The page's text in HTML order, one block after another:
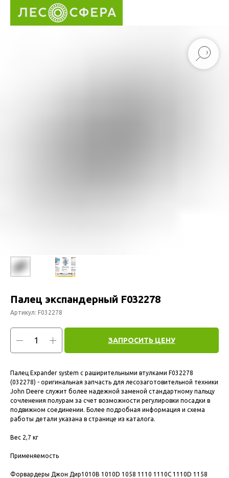
Палец экспандерный F032278
Артикул: F032278
ЗАПРОСИТЬ ЦЕНУ
Палец Expander system с раширительными втулками F032278
(032278) - оригинальная запчасть для лесозаготовительной техники
John Deere служит более надежной заменой стандартному пальцу
сочленения полурам за счет возможности регулировки посадки в
подвижном соединении. Более подробная информация и схема
работы детали указана в странице из каталога.
Вес 2,7 кг
Применяемость
Форвардеры Джон Дир1010B 1010D 1058 1110 1110C 1110D 1158